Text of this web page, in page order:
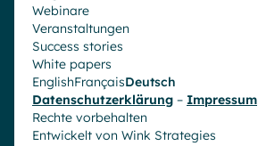
Webinare
Veranstaltungen
Success stories
White papers
EnglishFrançaisDeutsch
Datenschutzerklärung – Impressum
Rechte vorbehalten
Entwickelt von Wink Strategies